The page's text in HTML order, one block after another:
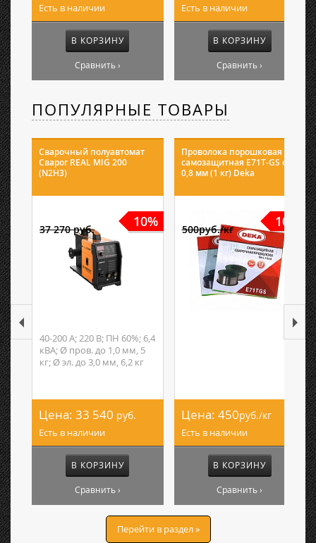
Есть в наличии
В КОРЗИНУ
Сравнить ›
Есть в наличии
В КОРЗИНУ
Сравнить ›
ПОПУЛЯРНЫЕ ТОВАРЫ
Сварочный полуавтомат
Сварог REAL MIG 200
(N2H3)
10%
37 270 руб.
40-200 А; 220 В; ПН 60%; 6,4
кВА; Ø пров. до 1,0 мм, 5
кг; Ø эл. до 3,0 мм, 6,2 кг
Цена: 33 540 руб.
Есть в наличии
В КОРЗИНУ
Сравнить ›
Проволока порошковая
самозащитная E71T-GS ф
0,8 мм (1 кг) Deka
10%
500руб./кг
Цена: 450руб./кг
Есть в наличии
В КОРЗИНУ
Сравнить ›
Перейти в раздел »